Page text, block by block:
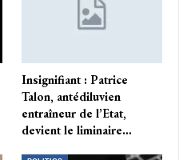
Insignifiant : Patrice
Talon, antédiluvien
entraîneur de l’Etat,
devient le liminaire…